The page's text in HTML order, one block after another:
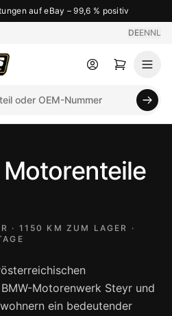
auf eBay – 99,6 % positiv
DEENNL
· 1150 KM ZUM LAGER ·
Motorenwerk Steyr und
ein bedeutender